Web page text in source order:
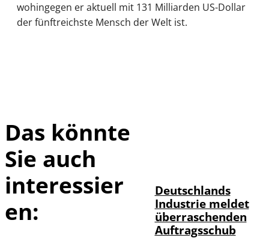
wohingegen er aktuell mit 131 Milliarden US-Dollar
der fünftreichste Mensch der Welt ist.
Das könnte
Sie auch
interessier
en:
Deutschlands
Industrie meldet
überraschenden
Auftragsschub